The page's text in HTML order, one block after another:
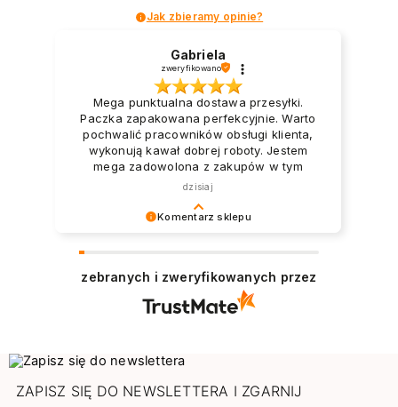
Jak zbieramy opinie?
Komentarz sklepu
NEONAIL. Pozdrawiamy
Gabriela
zweryfikowano
Mega punktualna dostawa przesyłki.
Paczka zapakowana perfekcyjnie. Warto
pochwalić pracowników obsługi klienta,
wykonują kawał dobrej roboty. Jestem
mega zadowolona z zakupów w tym
sklepie.
dzisiaj
zebranych i zweryfikowanych przez
ZAPISZ SIĘ DO NEWSLETTERA I ZGARNIJ